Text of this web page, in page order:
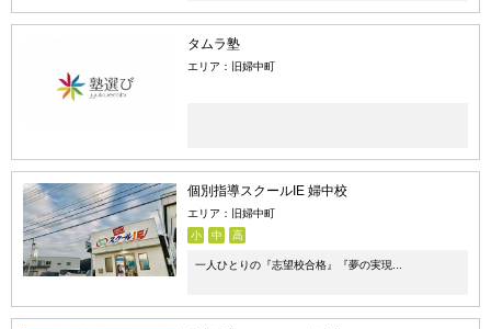
タムラ塾
エリア：旧婦中町
個別指導スクールIE 婦中校
エリア：旧婦中町
小
中 高
一人ひとりの『志望校合格』『夢の実現...